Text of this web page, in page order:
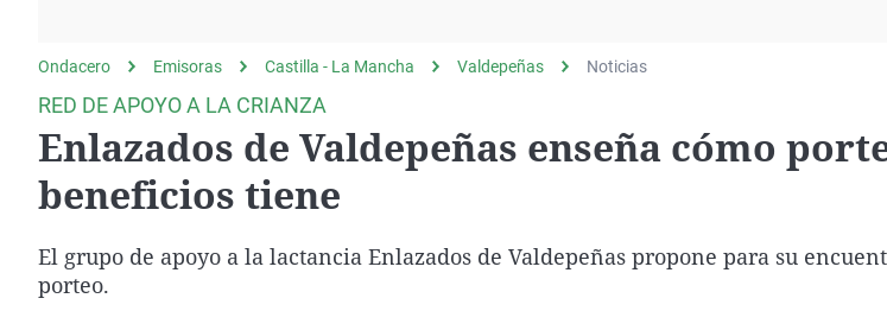
gato
Operación Viuda
Negra
Navarra
País Vasco
Ondacero Emisoras Castilla - La Mancha Valdepeñas Noticias
RED DE APOYO A LA CRIANZA
Enlazados de Valdepeñas enseña cómo
beneficios tiene
El grupo de apoyo a la lactancia Enlazados de Valdepeñas propone para su
porteo.